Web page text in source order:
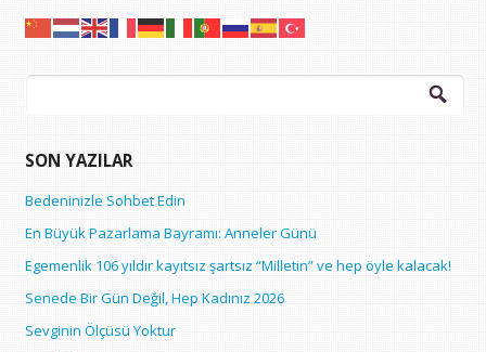
Arama:
SON YAZILAR
Bedeninizle Sohbet Edin
En Büyük Pazarlama Bayramı: Anneler Günü
Egemenlik 106 yıldır kayıtsız şartsız “Milletin” ve hep öyle kalacak!
Senede Bir Gün Değil, Hep Kadınız 2026
Sevginin Ölçüsü Yoktur